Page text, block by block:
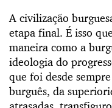
A civilização
etapa final. É isso
maneira como a
ideologia do
que foi desde
burguês, da